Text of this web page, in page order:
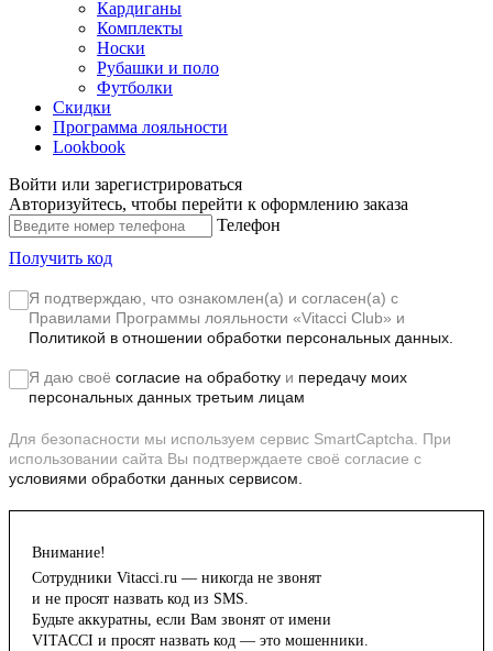
Кардиганы
Комплекты
Носки
Рубашки и поло
Футболки
Скидки
Программа лояльности
Lookbook
Войти или зарегистрироваться
Авторизуйтесь, чтобы перейти к оформлению заказа
Телефон
Получить код
Я подтверждаю, что ознакомлен(а) и согласен(а) с
Правилами Программы лояльности «Vitacci Club» и
Политикой в отношении обработки персональных данных.
Я даю своё согласие на обработку и передачу моих
персональных данных третьим лицам
Для безопасности мы используем сервис SmartCaptcha. При
использовании сайта Вы подтверждаете своё согласие с
условиями обработки данных сервисом.
Внимание!
Сотрудники Vitacci.ru — никогда не звонят
и не просят назвать код из SMS.
Будьте аккуратны, если Вам звонят от имени
VITACCI и просят назвать код — это мошенники.